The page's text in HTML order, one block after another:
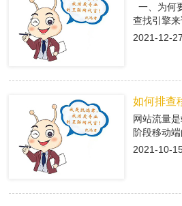
一、为
查找引擎来
擎baidu、
导进入推行
有的优势
网站制作
2021-12-27
如何排查
网站流量
阶段移动
级。移动
2021-10-